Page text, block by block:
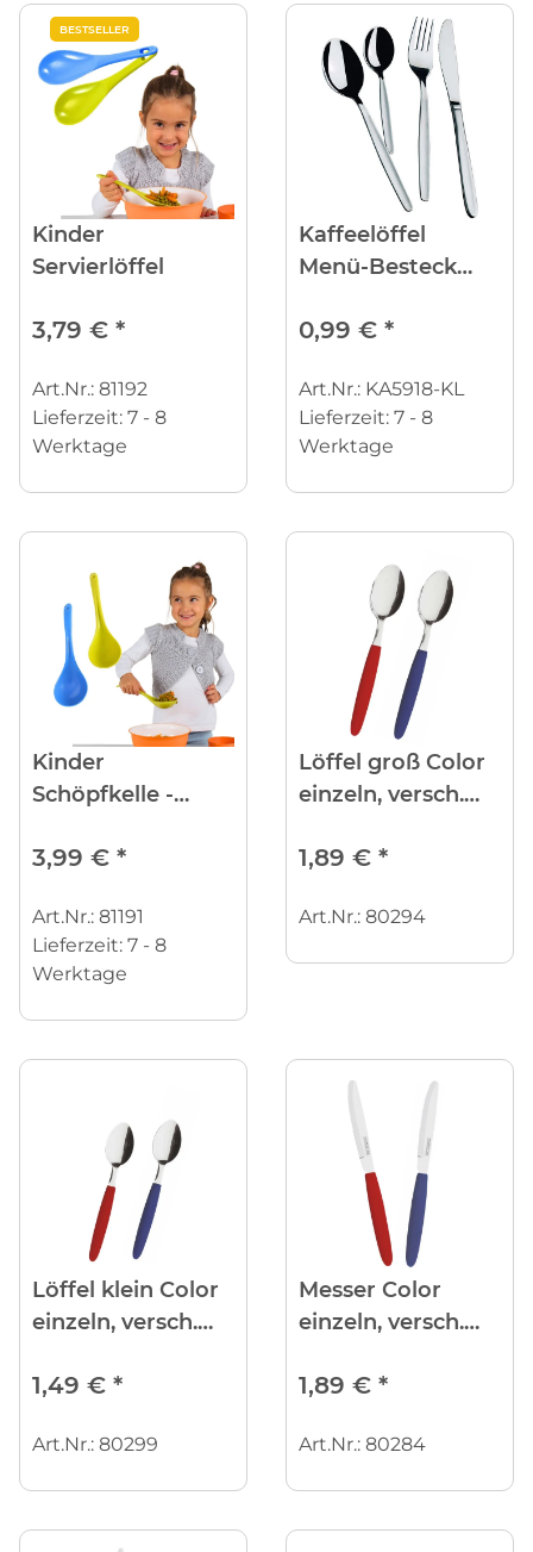
BESTSELLER
Kinder
Servierlöffel
3,79 € *
Art.Nr.: 81192
Lieferzeit: 7 - 8
Werktage
Kaffeelöffel
Menü-Besteck
0,99 € *
Art.Nr.: KA5918-KL
Lieferzeit: 7 - 8
Werktage
Kinder
Schöpfkelle -
3,99 € *
Art.Nr.: 81191
Lieferzeit: 7 - 8
Werktage
Löffel groß Color
einzeln, versch.
1,89 € *
Art.Nr.: 80294
Löffel klein Color
einzeln, versch.
1,49 € *
Art.Nr.: 80299
Messer Color
einzeln, versch.
1,89 € *
Art.Nr.: 80284